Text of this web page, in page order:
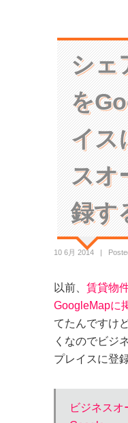
シェ
を
イス
スオ
録す
10 6月 2014 |
以前、 賃貸物
GoogleMapに
てたんですけ
くなのでビジ
プレイスに登
ビジネス